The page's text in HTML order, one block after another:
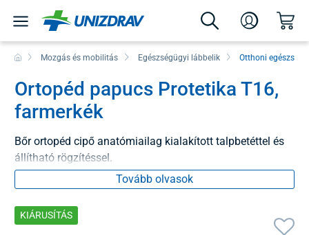
Mozgás és mobilitás Egészségügyi lábbelik Otthoni
Ortopéd papucs Protetika T16,
farmerkék
Bőr ortopéd cipő anatómiailag kialakított talpbetéttel és
állítható rögzítéssel.
Tovább olvasok
KIÁRUSÍTÁS